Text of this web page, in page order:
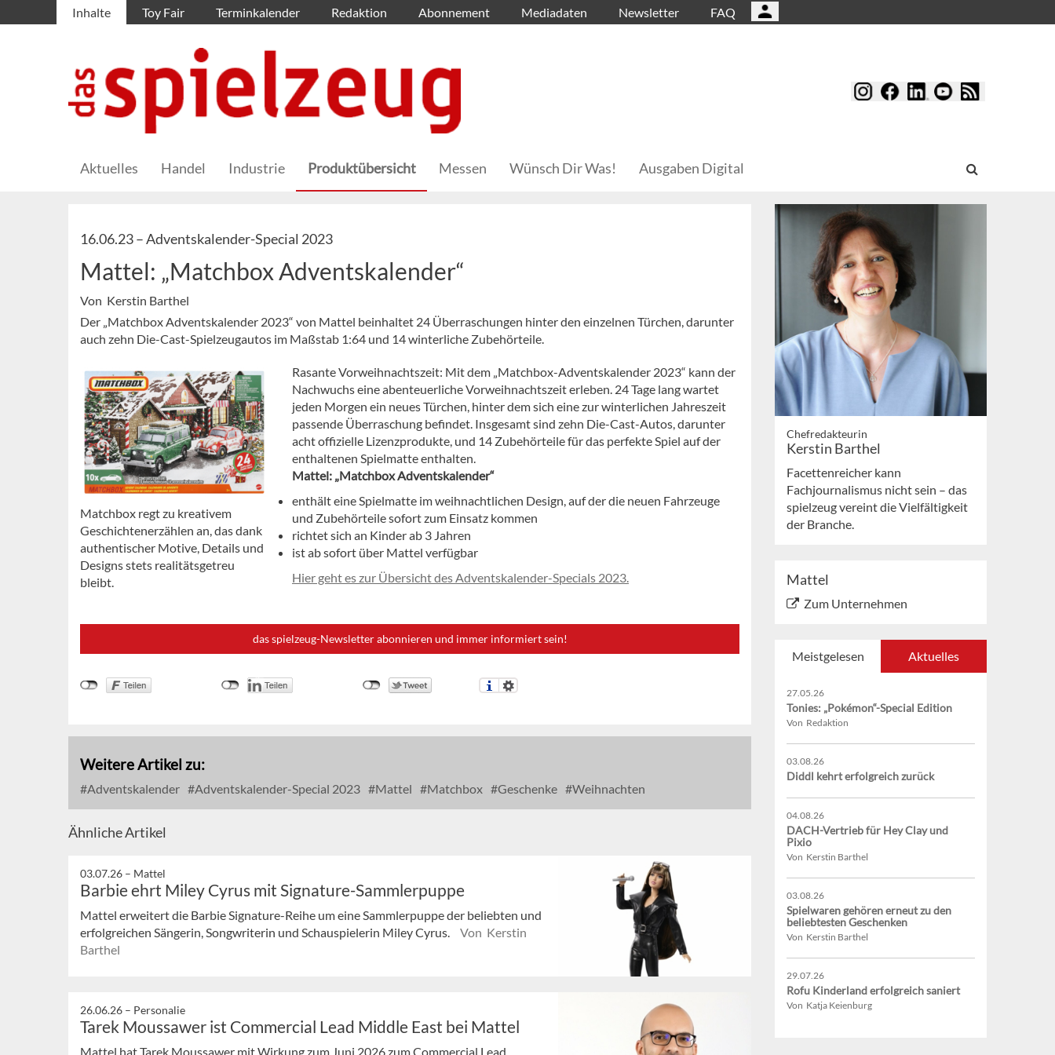
Inhalte Toy Fair Terminkalender Redaktion Abonnement Mediadaten Newsletter FAQ
Aktuelles Handel Industrie Produktübersicht Messen Wünsch Dir Was! Ausgaben Digital
16.06.23 –Adventskalender-Special 2023
Mattel: „Matchbox Adventskalender“
Von Kerstin Barthel
Der „Matchbox Adventskalender 2023“ von Mattel beinhaltet 24 Überraschungen hinter den einzelnen Türchen, darunter
auch zehn Die-Cast-Spielzeugautos im Maßstab 1:64 und 14 winterliche Zubehörteile.
Matchbox regt zu kreativem
Geschichtenerzählen an, das dank
authentischer Motive, Details und
Designs stets realitätsgetreu
bleibt.
Rasante Vorweihnachtszeit: Mit dem „Matchbox-Adventskalender 2023“ kann der
Nachwuchs eine abenteuerliche Vorweihnachtszeit erleben. 24 Tage lang wartet
jeden Morgen ein neues Türchen, hinter dem sich eine zur winterlichen Jahreszeit
passende Überraschung befindet. Insgesamt sind zehn Die-Cast-Autos, darunter
acht offizielle Lizenzprodukte, und 14 Zubehörteile für das perfekte Spiel auf der
enthaltenen Spielmatte enthalten.
Mattel: „Matchbox Adventskalender“
enthält eine Spielmatte im weihnachtlichen Design, auf der die neuen Fahrzeuge
und Zubehörteile sofort zum Einsatz kommen
richtet sich an Kinder ab 3 Jahren
ist ab sofort über Mattel verfügbar
Hier geht es zur Übersicht des Adventskalender-Specials 2023.
das spielzeug-Newsletter abonnieren und immer informiert sein!
Weitere Artikel zu:
Adventskalender Adventskalender-Special 2023 Mattel Matchbox Geschenke Weihnachten
Ähnliche Artikel
03.07.26 – Mattel
Barbie ehrt Miley Cyrus mit Signature-Sammlerpuppe
Mattel erweitert die Barbie Signature-Reihe um eine Sammlerpuppe der beliebten und
erfolgreichen Sängerin, Songwriterin und Schauspielerin Miley Cyrus.
Von Kerstin
Barthel
26.06.26 – Personalie
Tarek Moussawer ist Commercial Lead Middle East bei Mattel
Mattel hat Tarek Moussawer mit Wirkung zum Juni 2026 zum Commercial Lead
Chefredakteurin
Kerstin Barthel
Facettenreicher kann
Fachjournalismus nicht sein – das
spielzeug vereint die Vielfältigkeit
der Branche.
Mattel
Zum Unternehmen
Meistgelesen Aktuelles
27.05.26
Tonies: „Pokémon“-Special Edition
Von Redaktion
03.08.26
Diddl kehrt erfolgreich zurück
04.08.26
DACH-Vertrieb für Hey Clay und
Pixio
Von Kerstin Barthel
03.08.26
Spielwaren gehören erneut zu den
beliebtesten Geschenken
Von Kerstin Barthel
29.07.26
Rofu Kinderland erfolgreich saniert
Von Katja Keienburg